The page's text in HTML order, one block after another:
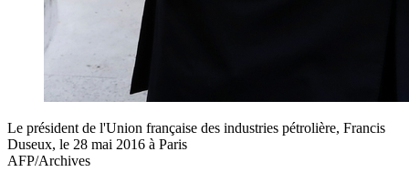
Le président de l'Union française des industries pétrolière, Francis
Duseux, le 28 mai 2016 à Paris
AFP/Archives